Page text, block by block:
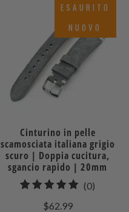
ESAURITO
NUOVO
Cinturino in pelle
scamosciata italiana grigio
scuro | Doppia cucitura,
sgancio rapido | 20mm
(0)
$62.99